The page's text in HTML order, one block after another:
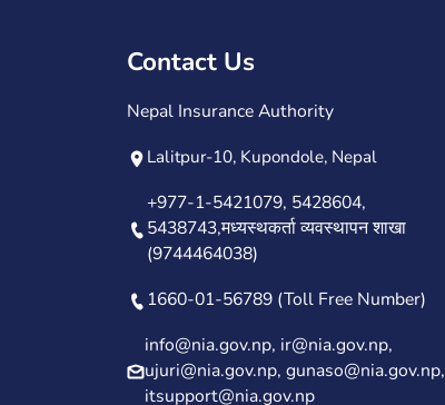
Contact Us
Nepal Insurance Authority
Lalitpur-10, Kupondole, Nepal
+977-1-5421079, 5428604,
5438743,मध्यस्थकर्ता व्यवस्थापन शाखा
(9744464038)
1660-01-56789 (Toll Free Number)
info@nia.gov.np, ir@nia.gov.np,
ujuri@nia.gov.np, gunaso@nia.gov.np,
itsupport@nia.gov.np